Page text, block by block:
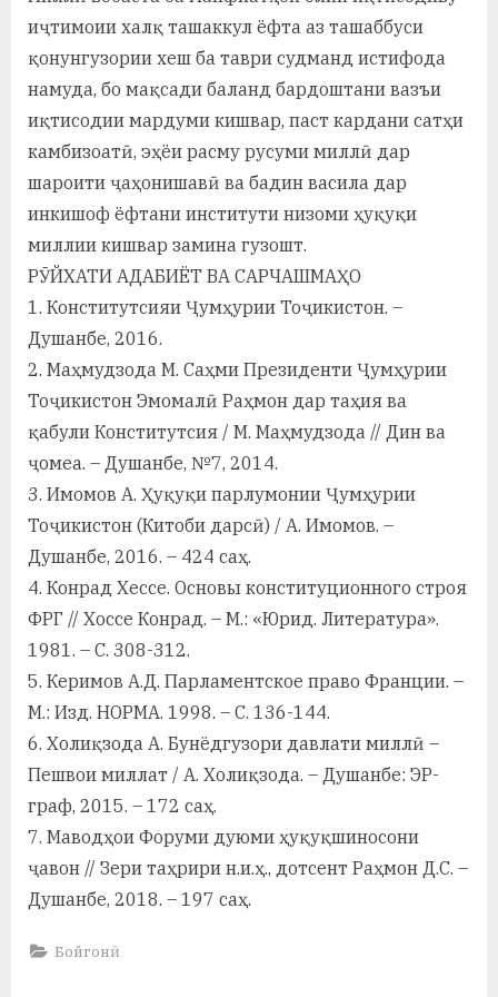
иҷтимоии халқ ташаккул ёфта аз ташаббуси
қонунгузории хеш ба таври судманд истифода
намуда, бо мақсади баланд бардоштани вазъи
иқтисодии мардуми кишвар, паст кардани сатҳи
камбизоатӣ, эҳёи расму русуми миллӣ дар
шароити ҷаҳонишавӣ ва бадин васила дар
инкишоф ёфтани институти низоми ҳуқуқи
миллии кишвар замина гузошт.
РӮЙХАТИ АДАБИЁТ ВА САРЧАШМАҲО
1. Конститутсияи Ҷумҳурии Тоҷикистон. –
Душанбе, 2016.
2. Маҳмудзода М. Саҳми Президенти Ҷумҳурии
Тоҷикистон Эмомалӣ Раҳмон дар таҳия ва
қабули Конститутсия / М. Маҳмудзода // Дин ва
ҷомеа. – Душанбе, №7, 2014.
3. Имомов А. Ҳуқуқи парлумонии Ҷумҳурии
Тоҷикистон (Китоби дарсӣ) / А. Имомов. –
Душанбе, 2016. – 424 саҳ.
4. Конрад Хессе. Основы конституционного строя
ФРГ // Хоссе Конрад. – М.: «Юрид. Литература».
1981. – С. 308-312.
5. Керимов А.Д. Парламентское право Франции. –
М.: Изд. НОРМА. 1998. – С. 136-144.
6. Холиқзода А. Бунёдгузори давлати миллӣ –
Пешвои миллат / А. Холиқзода. – Душанбе: ЭР-
граф, 2015. – 172 саҳ.
7. Маводҳои Форуми дуюми ҳуқуқшиносони
ҷавон // Зери таҳрири н.и.ҳ., дотсент Раҳмон Д.С. –
Душанбе, 2018. – 197 саҳ.
Бойгонӣ